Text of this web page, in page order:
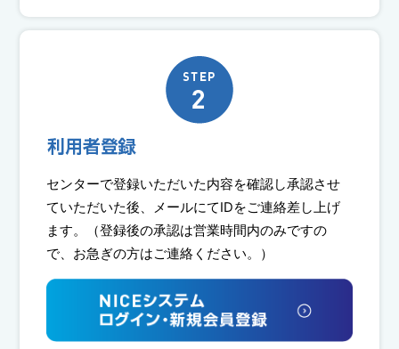
センターで登録いただいた内容を確認し承認させ
ていただいた後、メールにてIDをご連絡差し上げ
ます。（登録後の承認は営業時間内のみですの
で、お急ぎの方はご連絡ください。）